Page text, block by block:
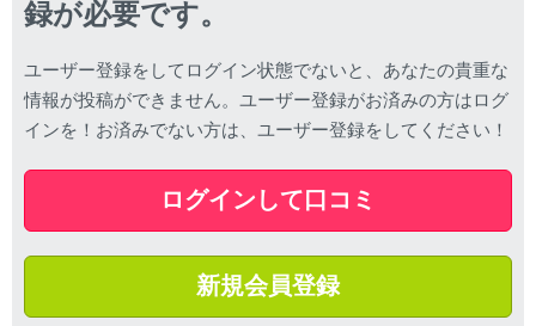
録が必要です。
ユーザー登録をしてログイン状態でないと、あなたの貴重な
情報が投稿ができません。ユーザー登録がお済みの方はログ
インを！お済みでない方は、ユーザー登録をしてください！
ログインして口コミ
新規会員登録